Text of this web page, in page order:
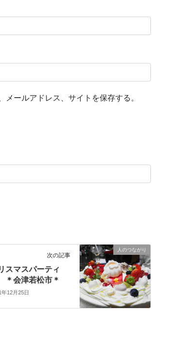
ールアドレス、サイトを保存する。
人のつながり
次の記事
スマスパーティ
会津若松市＊
年12月25日